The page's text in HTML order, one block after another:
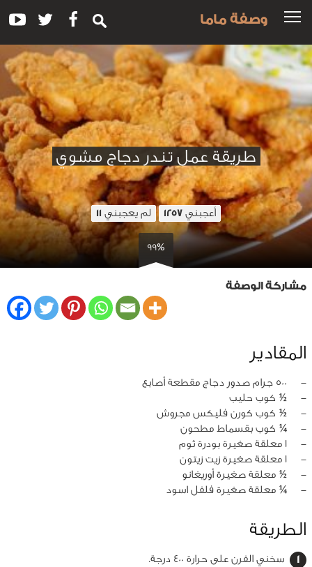
وصفة ماما
طريقة عمل تندر دجاج مشوي
أعجبني 1257 لم يعجبني 11
99%
مشاركة الوصفة
المقادير
‏-
500 جرام صدور دجاج مقطعة أصابع
‏-
½ كوب حليب
‏-
½ كوب كورن فليكس مجروش
‏-
¼ كوب بقسماط مطحون
‏-
1 معلقة صغيرة بودرة ثوم
‏-
1 معلقة صغيرة زيت زيتون
‏-
½ معلقة صغيرة أوريغانو
‏-
¼ معلقة صغيرة فلفل اسود
الطريقة
سخني الفرن على حرارة 400 درجة.